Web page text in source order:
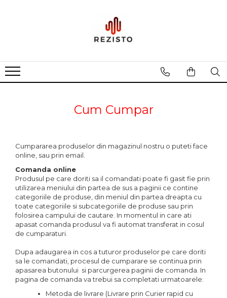
Rezistente cu profil special
Rezistente aero convectie
Cum Cumpar
Cumpararea produselor din magazinul nostru o puteti face
online, sau prin email.
Comanda online
Produsul pe care doriti sa il comandati poate fi gasit fie prin
utilizarea meniului din partea de sus a paginii ce contine
categoriile de produse, din meniul din partea dreapta cu
toate categoriile si subcategoriile de produse sau prin
folosirea campului de cautare. In momentul in care ati
apasat comanda produsul va fi automat transferat in cosul
de cumparaturi.
Dupa adaugarea in cos a tuturor produselor pe care doriti
sa le comandati, procesul de cumparare se continua prin
apasarea butonului si parcurgerea paginii de comanda. In
pagina de comanda va trebui sa completati urmatoarele:
Metoda de livrare (Livrare prin Curier rapid cu